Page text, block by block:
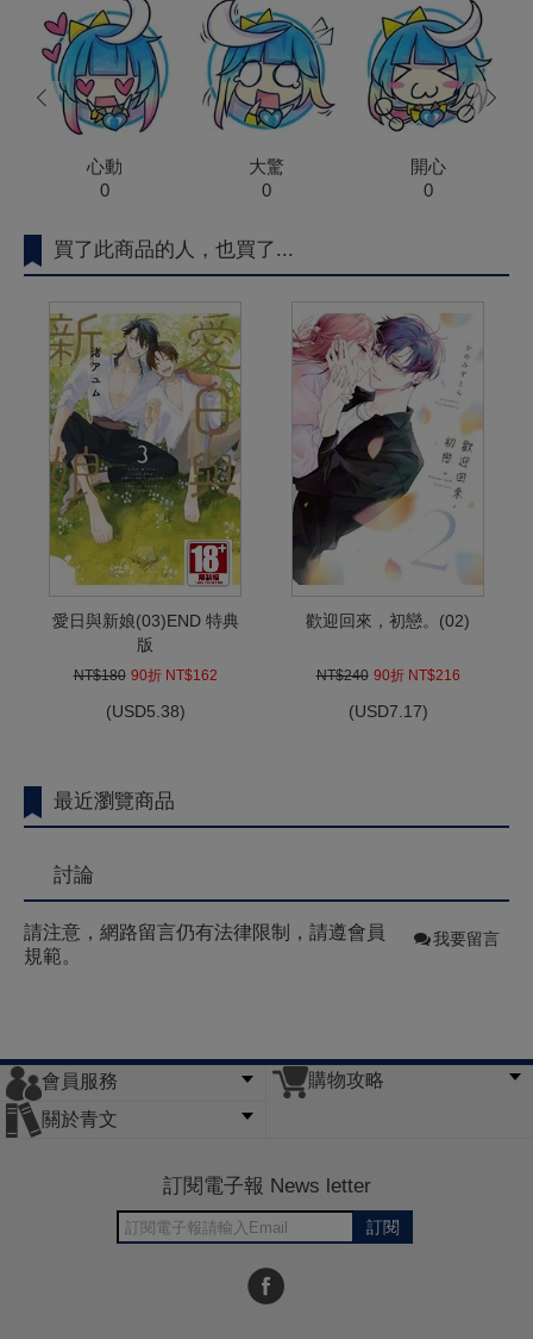
心動
0
大驚
0
開心
0
prev next
買了此商品的人，也買了...
愛日與新娘(03)END 特典
版
NT$180 90折 NT$162
(USD5.38)
歡迎回來，初戀。(02)
NT$240 90折 NT$216
(USD7.17)
最近瀏覽商品
討論
請注意，網路留言仍有法律限制，請遵會員
規範。
我要留言
會員服務
會員辦法
客服信箱
隱私條款
網站導覽
購物攻略
關於青文
訂閱電子報 News letter
訂閱